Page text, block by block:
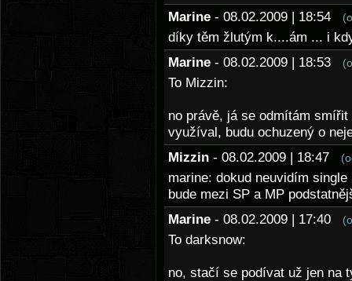
Marine - 08.02.2009 | 18:54
díky těm žlutým k....ám ... i
Marine - 08.02.2009 | 18:53
To Mizzin:
no právě, já se odmítám
využíval, budu ochuzený o
Mizzin - 08.02.2009 | 18:47
marine: dokud neuvidím
bude mezi SP a MP
Marine - 08.02.2009 | 17:40
To darksnow:
no, stačí se podívat už jen na